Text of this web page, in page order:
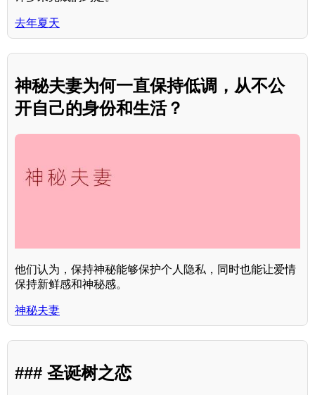
去年夏天
神秘夫妻为何一直保持低调，从不公
开自己的身份和生活？
他们认为，保持神秘能够保护个人隐私，同时也能让爱情
保持新鲜感和神秘感。
神秘夫妻
### 圣诞树之恋